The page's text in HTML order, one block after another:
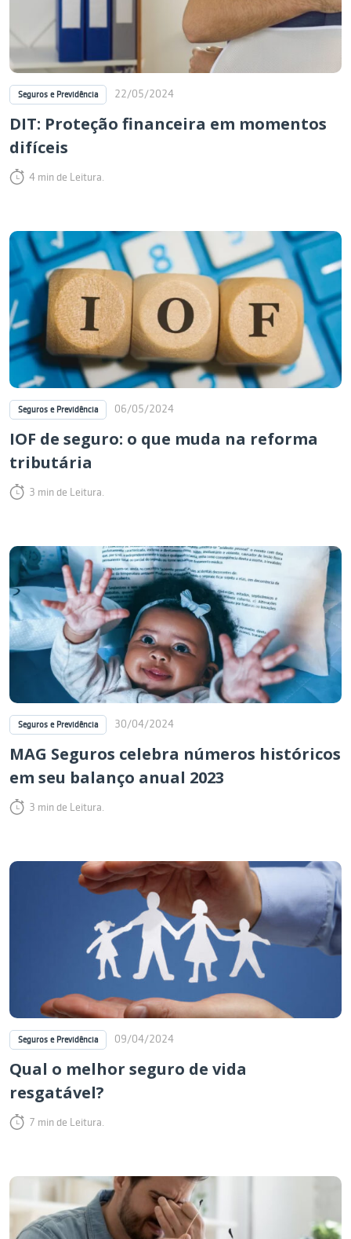
Seguros e Previdência 22/05/2024
DIT: Proteção financeira em momentos
difíceis
4 min de Leitura.
Seguros e Previdência 06/05/2024
IOF de seguro: o que muda na reforma
tributária
3 min de Leitura.
Seguros e Previdência 30/04/2024
MAG Seguros celebra números históricos
em seu balanço anual 2023
3 min de Leitura.
Seguros e Previdência 09/04/2024
Qual o melhor seguro de vida
resgatável?
7 min de Leitura.